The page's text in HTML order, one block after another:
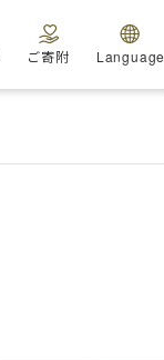
ご寄附 Language